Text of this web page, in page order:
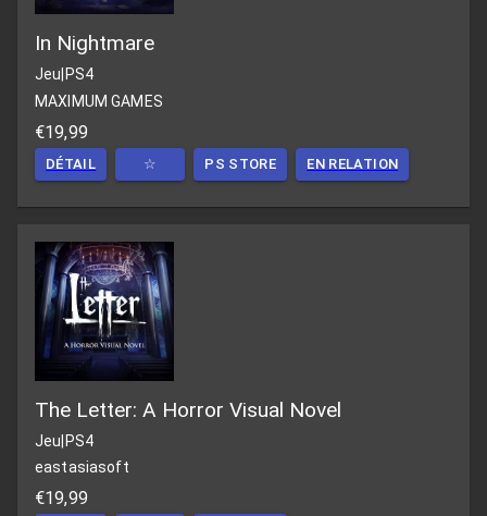
In Nightmare
Jeu PS4
MAXIMUM GAMES
€19,99
DÉTAIL ☆ PS STORE EN RELATION
The Letter: A Horror Visual Novel
Jeu|PS4
eastasiasoft
€19,99